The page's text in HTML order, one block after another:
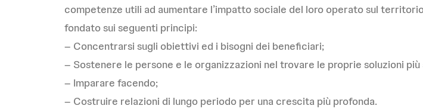
competenze utili ad aumentare l’impatto sociale del loro operato sul
fondato sui seguenti principi:
– Concentrarsi sugli obiettivi ed i bisogni dei beneficiari;
– Sostenere le persone e le organizzazioni nel trovare le proprie soluzioni
– Imparare facendo;
– Costruire relazioni di lungo periodo per una crescita più profonda.